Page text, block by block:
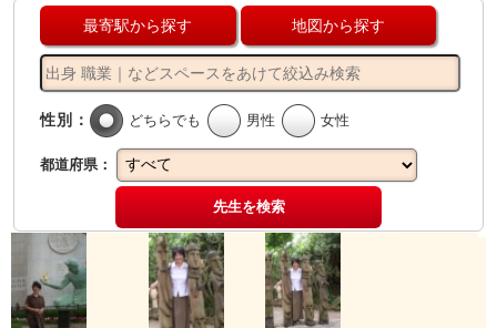
最寄駅から探す 地図から探す
性別： どちらでも 男性 女性
都道府県：
先生を検索